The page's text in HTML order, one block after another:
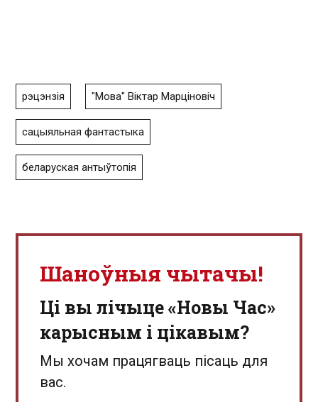
рэцэнзія "Мова" Віктар Марціновіч
сацыяльная фантастыка
беларуская антыўтопія
Шаноўныя чытачы!
Ці вы лічыце «Новы Час»
карысным і цікавым?
Мы хочам працягваць пісаць для
вас.